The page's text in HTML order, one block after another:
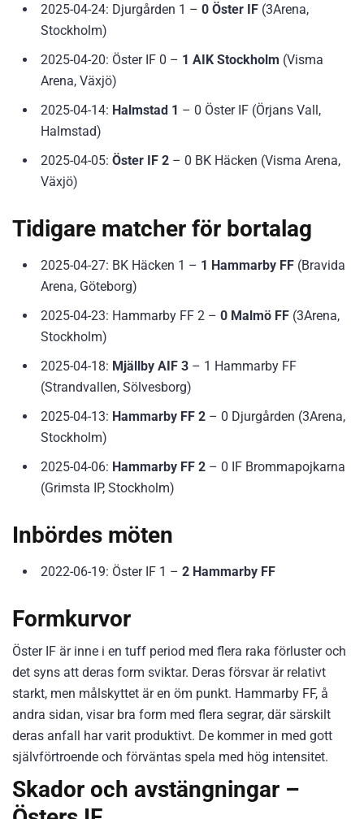
2025-04-24: Djurgården 1 – 0 Öster IF (3Arena,
Stockholm)
2025-04-20: Öster IF 0 – 1 AIK Stockholm (Visma
Arena, Växjö)
2025-04-14: Halmstad 1 – 0 Öster IF (Örjans Vall,
Halmstad)
2025-04-05: Öster IF 2 – 0 BK Häcken (Visma Arena,
Växjö)
Tidigare matcher för bortalag
2025-04-27: BK Häcken 1 – 1 Hammarby FF (Bravida
Arena, Göteborg)
2025-04-23: Hammarby FF 2 – 0 Malmö FF (3Arena,
Stockholm)
2025-04-18: Mjällby AIF 3 – 1 Hammarby FF
(Strandvallen, Sölvesborg)
2025-04-13: Hammarby FF 2 – 0 Djurgården (3Arena,
Stockholm)
2025-04-06: Hammarby FF 2 – 0 IF Brommapojkarna
(Grimsta IP, Stockholm)
Inbördes möten
2022-06-19: Öster IF 1 – 2 Hammarby FF
Formkurvor
Öster IF är inne i en tuff period med flera raka förluster och
det syns att deras form sviktar. Deras försvar är relativt
starkt, men målskyttet är en öm punkt. Hammarby FF, å
andra sidan, visar bra form med flera segrar, där särskilt
deras anfall har varit produktivt. De kommer in med gott
självförtroende och förväntas spela med hög intensitet.
Skador och avstängningar –